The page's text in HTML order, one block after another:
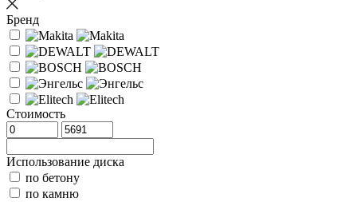
Бренд
Стоимость
Использование диска
по бетону
по камню